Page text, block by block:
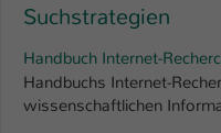
Suchstrategien
Handbuch Internet-
Handbuchs Internet-
wissenschaftlichen